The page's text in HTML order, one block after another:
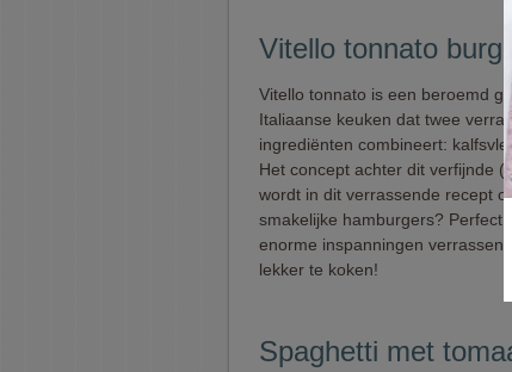
Vitello tonnato
Vitello tonnato is een beroemd
Italiaanse keuken dat twee
ingrediënten combineert:
Het concept achter dit verfijnde
wordt in dit verrassende recept
smakelijke hamburgers? Perfect
enorme inspanningen
lekker te koken!
Spaghetti met